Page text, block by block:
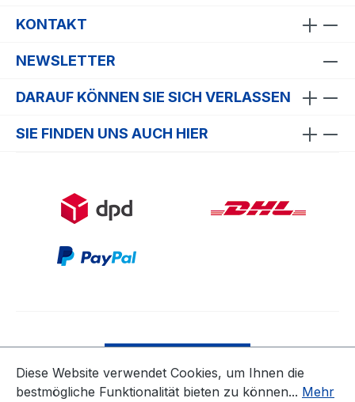
KONTAKT
NEWSLETTER
DARAUF KÖNNEN SIE SICH VERLASSEN
SIE FINDEN UNS AUCH HIER
Diese Website verwendet Cookies, um Ihnen die
bestmögliche Funktionalität bieten zu können... Mehr